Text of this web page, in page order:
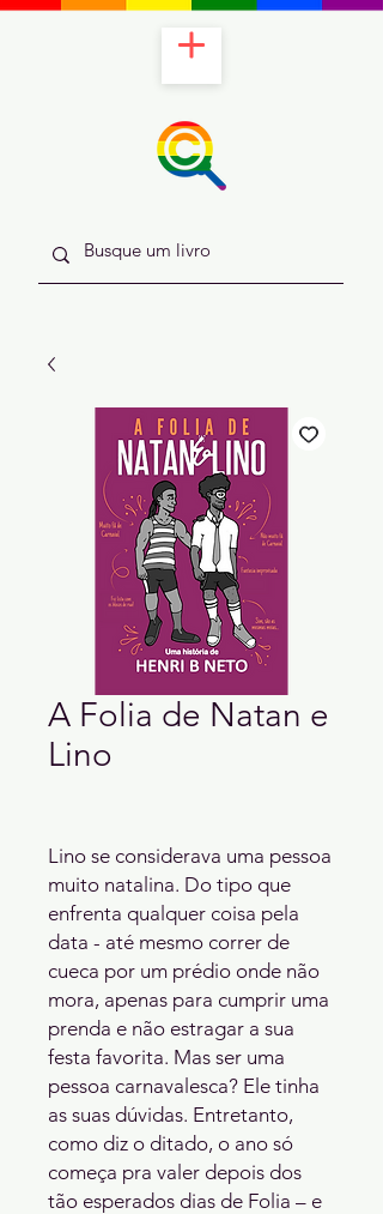
A Folia de Natan e
Lino
Lino se considerava uma pessoa
muito natalina. Do tipo que
enfrenta qualquer coisa pela
data - até mesmo correr de
cueca por um prédio onde não
mora, apenas para cumprir uma
prenda e não estragar a sua
festa favorita. Mas ser uma
pessoa carnavalesca? Ele tinha
as suas dúvidas. Entretanto,
como diz o ditado, o ano só
começa pra valer depois dos
tão esperados dias de Folia – e